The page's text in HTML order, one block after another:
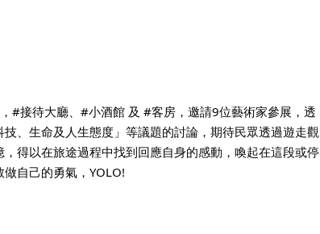
#接待大廳、#小酒館 及 #客房，邀請9位藝術家參展，透
、生命及人生態度」等議題的討論，期待民眾透過遊走觀
得以在旅途過程中找到回應自身的感動，喚起在這段或停
自己的勇氣，YOLO!